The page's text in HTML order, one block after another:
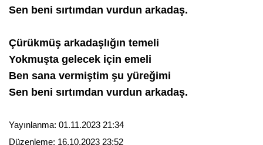
Sen beni sırtımdan vurdun arkadaş.
Çürükmüş arkadaşlığın temeli
Yokmuşta gelecek için emeli
Ben sana vermiştim şu yüreğimi
Sen beni sırtımdan vurdun arkadaş.
Yayınlanma: 01.11.2023 21:34
Düzenleme: 16.10.2023 23:52